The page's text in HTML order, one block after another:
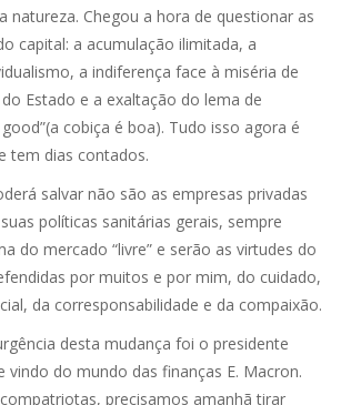
natureza. Chegou a hora de questionar as
capital: a acumulação ilimitada, a
a indiferença face à miséria de
Estado e a exaltação do lema de
cobiça é boa). Tudo isso agora é
tem dias contados.
salvar não são as empresas privadas
políticas sanitárias gerais, sempre
do mercado “livre” e serão as virtudes do
por muitos e por mim, do cuidado,
da corresponsabilidade e da compaixão.
desta mudança foi o presidente
vindo do mundo das finanças E. Macron.
precisamos amanhã tirar